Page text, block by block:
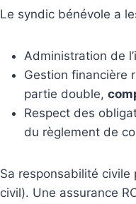
Le syndic bénévole a
Administration de
Gestion financière
partie double,
Respect des
du règlement de
Sa responsabilité
civil). Une assurance